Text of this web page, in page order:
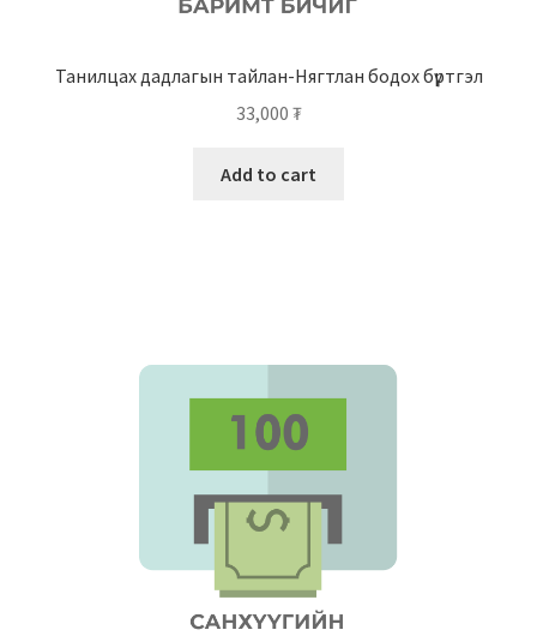
Танилцах дадлагын тайлан-Нягтлан бодох бүртгэл
33,000 ₮
Add to cart